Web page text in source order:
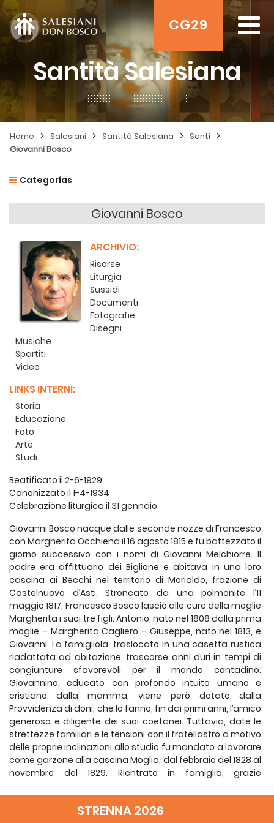
CG29
Santità Salesiana
Home > Salesiani > Santità Salesiana > Santi >
Giovanni Bosco
Categorías
Giovanni Bosco
ARCHIVIO:
Risorse
Liturgia
Sussidi
Documenti
Fotografie
Disegni
Musiche
Spartiti
Video
LINKS INTERNI:
Storia
Educazione
Foto
Arte
Studi
Beatificato il 2-6-1929
Canonizzato il 1-4-1934
Celebrazione liturgica il 31 gennaio
Giovanni Bosco nacque dalle seconde nozze di Francesco
con Margherita Occhiena il 16 agosto 1815 e fu battezzato il
giorno successivo con i nomi di Giovanni Melchiorre. Il
padre era affittuario dei Biglione e abitava in una loro
cascina ai Becchi nel territorio di Morialdo, frazione di
Castelnuovo d’Asti. Stroncato da una polmonite l’11
maggio 1817, Francesco Bosco lasciò alle cure della moglie
Margherita i suoi tre figli: Antonio, nato nel 1808 dalla prima
moglie – Margherita Cagliero – Giuseppe, nato nel 1813, e
Giovanni. La famigliola, traslocato in una casetta rustica
riadattata ad abitazione, trascorse anni duri in tempi di
congiunture sfavorevoli per il mondo contadino.
Giovannino, educato con profondo intuito umano e
cristiano dalla mamma, viene però dotato dalla
Provvidenza di doni, che lo fanno, fin dai primi anni, l’amico
generoso e diligente dei suoi coetanei. Tuttavia, date le
strettezze familiari e le tensioni con il fratellastro a motivo
delle proprie inclinazioni allo studio fu mandato a lavorare
come garzone alla cascina Moglia, dal febbraio del 1828 al
novembre del 1829. Rientrato in famiglia, grazie
gli fu consentito di proseguire gli studi elementari a
Castelnuovo e quelli umanistici nel regio collegio di Chieri.
STRENNA 2026